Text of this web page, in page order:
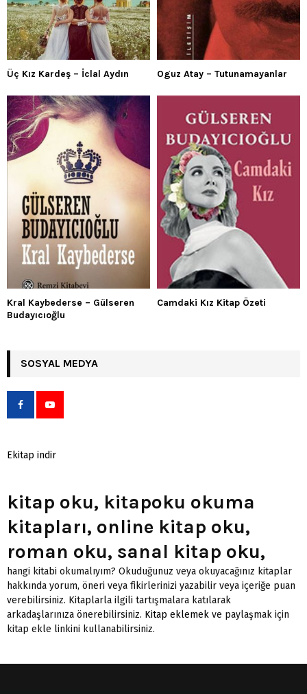
Üç Kız Kardeş – İclal Aydın Oguz Atay – Tutunamayanlar
Kral Kaybederse – Gülseren
Budayıcıoğlu
Camdaki Kız Kitap Özeti
SOSYAL MEDYA
Ekitap indir
kitap oku, kitapoku okuma
kitapları, online kitap oku,
roman oku, sanal kitap oku,
hangi kitabi okumalıyım? Okuduğunuz veya okuyacağınız kitaplar
hakkında yorum, öneri veya fikirlerinizi yazabilir veya içeriğe puan
verebilirsiniz. Kitaplarla ilgili tartışmalara katılarak
arkadaşlarınıza önerebilirsiniz. Kitap eklemek ve paylaşmak için
kitap ekle linkini kullanabilirsiniz.